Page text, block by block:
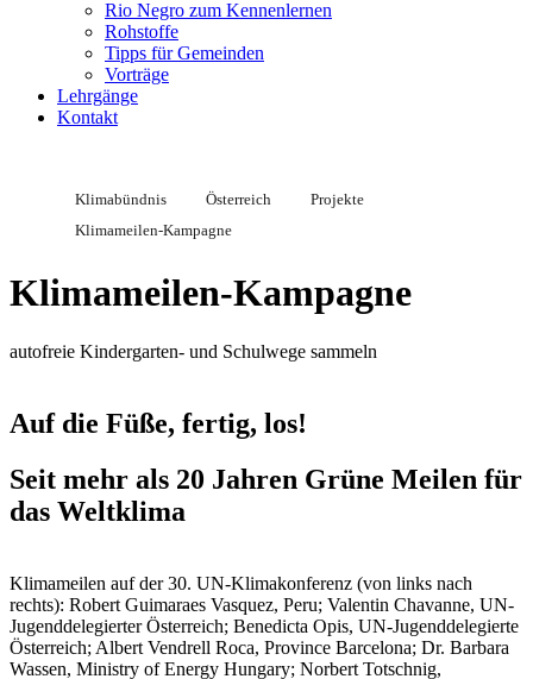
Rio Negro zum Kennenlernen
Rohstoffe
Tipps für Gemeinden
Vorträge
Lehrgänge
Kontakt
Klimabündnis Österreich
Projekte
Klimameilen-Kampagne
Klimameilen-Kampagne
autofreie Kindergarten- und Schulwege sammeln
Auf die Füße, fertig, los!
Seit mehr als 20 Jahren Grüne Meilen für
das Weltklima
Klimameilen auf der 30. UN-Klimakonferenz (von links nach
rechts): Robert Guimaraes Vasquez, Peru; Valentin Chavanne, UN-
Jugenddelegierter Österreich; Benedicta Opis, UN-Jugenddelegierte
Österreich; Albert Vendrell Roca, Province Barcelona; Dr. Barbara
Wassen, Ministry of Energy Hungary; Norbert Totschnig,